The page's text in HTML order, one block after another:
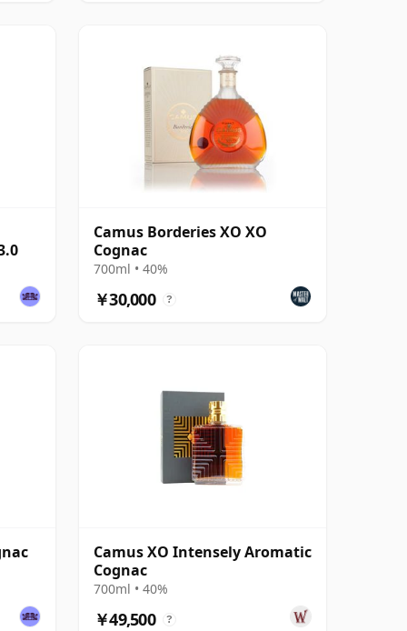
Camus Borderies XO XO
Cognac
700ml • 40%
￥30,000 ?
Camus XO Intensely Aromatic
Cognac
700ml • 40%
￥49,500 ?